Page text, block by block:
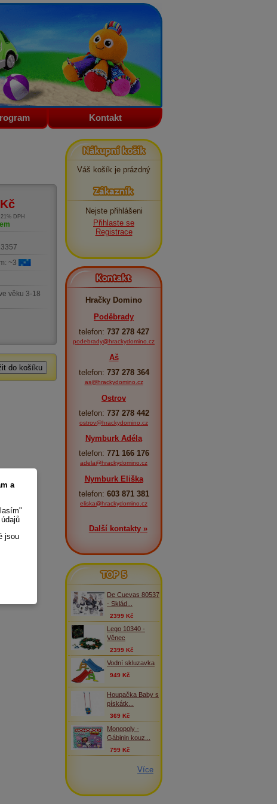
Kontakt
Kč
DPH
~3
věku 3-18
Nákupní košík
Váš košík je prázdný
Zákazník
Nejste přihlášeni
Přihlaste se
Registrace
Kontakt
Hračky Domino
Poděbrady
telefon: 737 278 427
podebrady@hrackydomino.cz
Aš
telefon: 737 278 364
as@hrackydomino.cz
Ostrov
telefon: 737 278 442
ostrov@hrackydomino.cz
Nymburk Adéla
telefon: 771 166 176
adela@hrackydomino.cz
Nymburk Eliška
telefon: 603 871 381
eliska@hrackydomino.cz
Další kontakty »
TOP 5
De Cuevas 80537
- Sklád...
2399 Kč
Lego 10340 -
Věnec
2399 Kč
Vodní skluzavka
949 Kč
Houpačka Baby s
pískátk...
369 Kč
Monopoly -
Gábinin kouz...
799 Kč
Více
a
jsou